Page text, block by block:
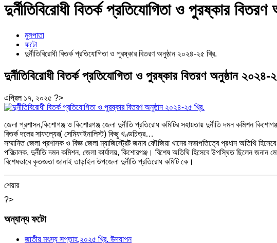
দুর্নীতিবিরোধী বিতর্ক প্রতিযোগিতা ও পুরষ্কার
মুলপাতা
ফটো
দুর্নীতিবিরোধী বিতর্ক প্রতিযোগিতা ও পুরষ্কার বিতরণ অনুষ্ঠান ২০২৪-২৫ খ্রি.
দুর্নীতিবিরোধী বিতর্ক প্রতিযোগিতা ও পুরষ্কার বিতরণ অনুষ্ঠান ২০২৪-
এপ্রিল ১৭, ২০২৫ ?>
জেলা প্রশাসন,কিশোগঞ্জ ও কিশোরগঞ্জ জেলা দুর্নীতি প্রতিরোধ কমিটির সহায়তায় দুর্নীতি দমন কমিশন
বিতর্ক দলের সাফল্যের( সেমিফাইনালিস্ট) কিছু খণ্ডচিত্র…
সম্মানিত জেলা প্রশাসক ও বিজ্ঞ জেলা ম্যাজিস্ট্রেট জনাব ফৌজিয়া খানের সভাপতিত্বে প্রধান অতিথি
পরিচালক, দুর্নীতি দমন কমিশন, জেলা কার্যালয়, কিশোরগঞ্জ। বিশেষ অতিথি হিসেবে উপস্থিত ছিলেন জনান
বিশেষভাবে কৃতজ্ঞতা জানাই তাড়াইল উপজেলা দুর্নীতি প্রতিরোধ কমিটি কে।
শেয়ার
?>
অন্যান্য ফটো
জাতীয় মৎস্য সপ্তাহ,২০২৫ খ্রি. উদযাপন